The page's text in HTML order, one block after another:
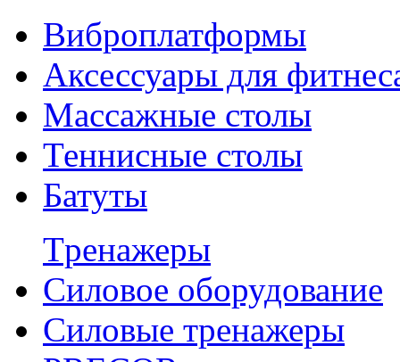
Виброплатформы
Аксессуары для
Массажные столы
Теннисные столы
Батуты
Tренажеры
Силовое оборудование
Силовые тренажеры